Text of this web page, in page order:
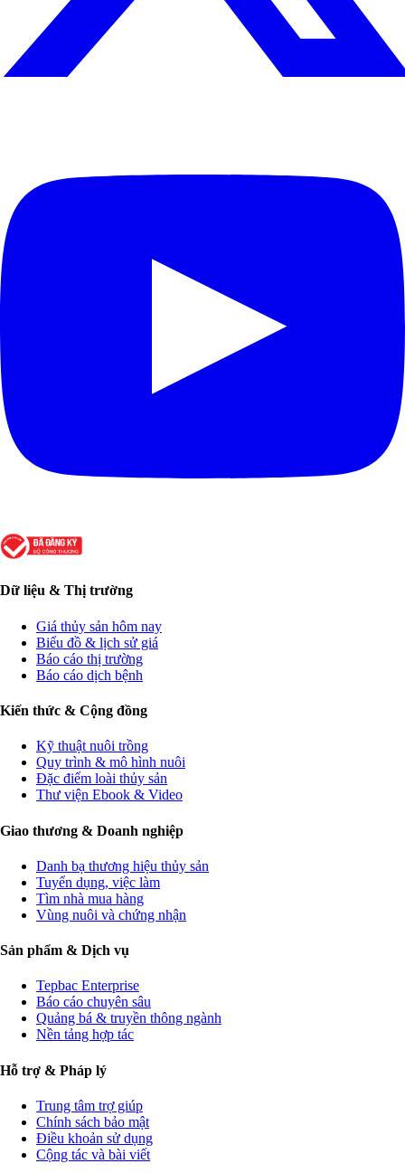
Dữ liệu & Thị trường
Giá thủy sản hôm nay
Biểu đồ & lịch sử giá
Báo cáo thị trường
Báo cáo dịch bệnh
Kiến thức & Cộng đồng
Kỹ thuật nuôi trồng
Quy trình & mô hình nuôi
Đặc điểm loài thủy sản
Thư viện Ebook & Video
Giao thương & Doanh nghiệp
Danh bạ thương hiệu thủy sản
Tuyển dụng, việc làm
Tìm nhà mua hàng
Vùng nuôi và chứng nhận
Sản phẩm & Dịch vụ
Tepbac Enterprise
Báo cáo chuyên sâu
Quảng bá & truyền thông ngành
Nền tảng hợp tác
Hỗ trợ & Pháp lý
Trung tâm trợ giúp
Chính sách bảo mật
Điều khoản sử dụng
Cộng tác và bài viết